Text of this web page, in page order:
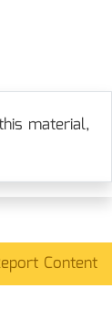
material,
Content